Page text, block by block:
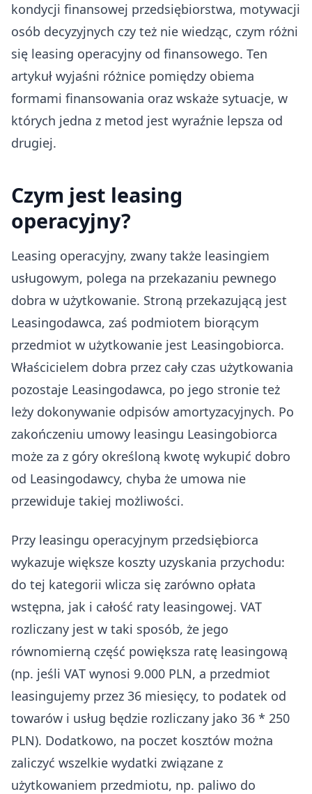
kondycji finansowej przedsiębiorstwa, motywacji
osób decyzyjnych czy też nie wiedząc, czym różni
się leasing operacyjny od finansowego. Ten
artykuł wyjaśni różnice pomiędzy obiema
formami finansowania oraz wskaże sytuacje, w
których jedna z metod jest wyraźnie lepsza od
drugiej.
Czym jest leasing
operacyjny?
Leasing operacyjny, zwany także leasingiem
usługowym, polega na przekazaniu pewnego
dobra w użytkowanie. Stroną przekazującą jest
Leasingodawca, zaś podmiotem biorącym
przedmiot w użytkowanie jest Leasingobiorca.
Właścicielem dobra przez cały czas użytkowania
pozostaje Leasingodawca, po jego stronie też
leży dokonywanie odpisów amortyzacyjnych. Po
zakończeniu umowy leasingu Leasingobiorca
może za z góry określoną kwotę wykupić dobro
od Leasingodawcy, chyba że umowa nie
przewiduje takiej możliwości.
Przy leasingu operacyjnym przedsiębiorca
wykazuje większe koszty uzyskania przychodu:
do tej kategorii wlicza się zarówno opłata
wstępna, jak i całość raty leasingowej. VAT
rozliczany jest w taki sposób, że jego
równomierną część powiększa ratę leasingową
(np. jeśli VAT wynosi 9.000 PLN, a przedmiot
leasingujemy przez 36 miesięcy, to podatek od
towarów i usług będzie rozliczany jako 36 * 250
PLN). Dodatkowo, na poczet kosztów można
zaliczyć wszelkie wydatki związane z
użytkowaniem przedmiotu, np. paliwo do